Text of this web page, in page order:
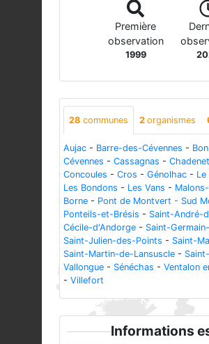
Première
observation
1999
28 communes 2 organismes
Aujac - Barre-des-Cévennes -
Cévennes - Cassagnas - Chadenet
Concoules - Cros - Génolhac -
Les Bondons - Les Vans -
Borne - Pont de Montvert - Sud
Ponteils-et-Brésis - Saint-André-
Cécile-d'Andorge - Saint-
Saint-Julien-des-Points - Saint-
Saint-Martin-de-Lansuscle -
Vallongue - Sénéchas - Ventalon
- Villefort
Informations